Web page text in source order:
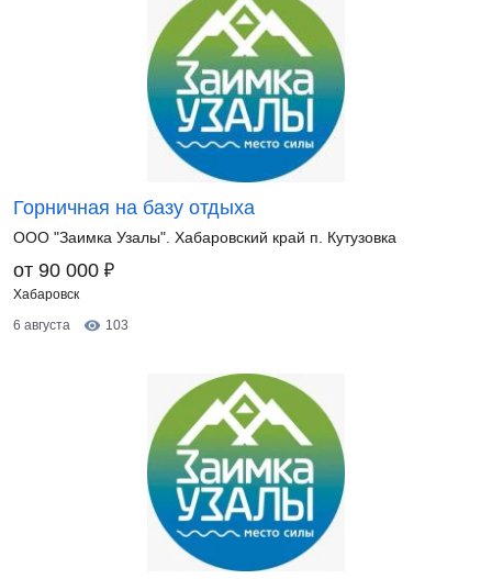
Горничная на базу отдыха
ООО "Заимка Узалы". Хабаровский край п. Кутузовка
от 90 000 ₽
Хабаровск
6 августа
103